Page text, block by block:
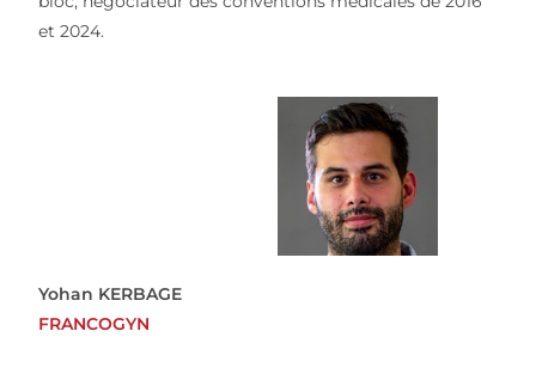
et 2024.
Yohan KERBAGE
FRANCOGYN